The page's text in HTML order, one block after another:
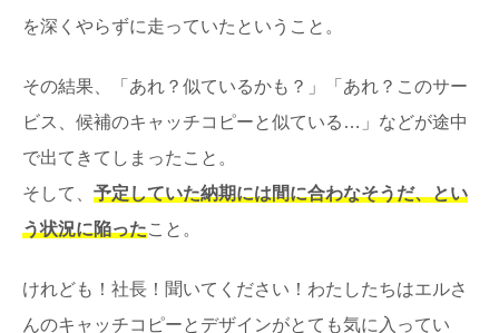
を深くやらずに走っていたということ。
その結果、「あれ？似ているかも？」「あれ？このサー
ビス、候補のキャッチコピーと似ている…」などが途中
で出てきてしまったこと。
そして、 予定していた納期には間に合わなそうだ、とい
う状況に陥ったこと。
けれども！社長！聞いてください！わたしたちはエルさ
んのキャッチコピーとデザインがとても気に入ってい